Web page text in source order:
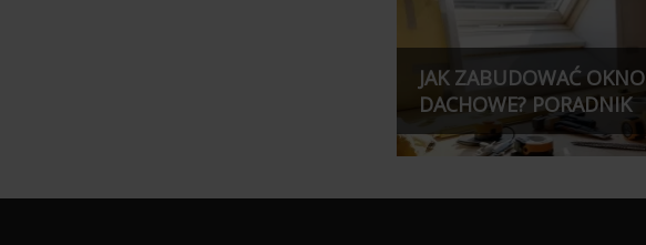
JAK ZABUDOWAĆ OKNO
DACHOWE? PORADNIK